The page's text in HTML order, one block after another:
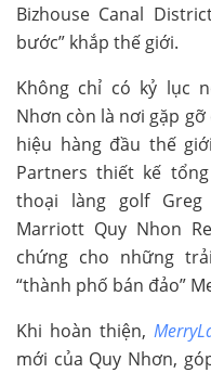
Bizhouse Canal
bước” khắp thế giới.
Không chỉ có kỷ lục
Nhơn còn là nơi gặp
hiệu hàng đầu thế
Partners thiết kế
thoại làng golf
Marriott Quy Nhon
chứng cho những
“thành phố bán đảo”
Khi hoàn thiện,
mới của Quy Nhơn,